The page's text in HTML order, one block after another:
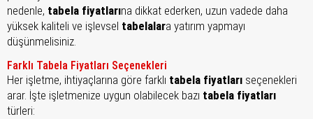
nedenle, tabela fiyatlarına dikkat ederken, uzun vadede daha
yüksek kaliteli ve işlevsel tabelalara yatırım yapmayı
düşünmelisiniz.
Farklı Tabela Fiyatları Seçenekleri
Her işletme, ihtiyaçlarına göre farklı tabela fiyatları seçenekleri
arar. İşte işletmenize uygun olabilecek bazı tabela fiyatları
türleri: